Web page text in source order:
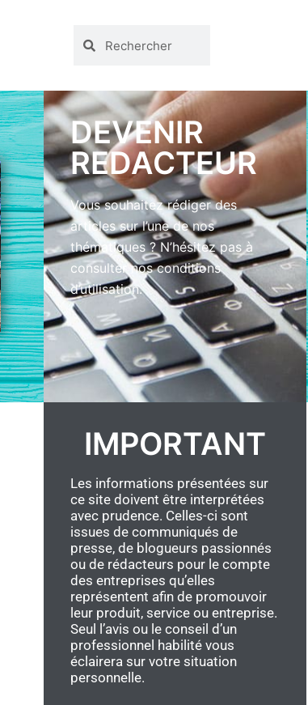
DEVENIR
REDACTEUR
Vous souhaitez rédiger des
articles sur l’une de nos
thématiques ? N’hésitez pas à
consulter nos conditions
d’utilisation.
IMPORTANT
Les informations présentées sur
ce site doivent être interprétées
avec prudence. Celles-ci sont
issues de communiqués de
presse, de blogueurs passionnés
ou de rédacteurs pour le compte
des entreprises qu’elles
représentent afin de promouvoir
leur produit, service ou entreprise.
Seul l’avis ou le conseil d’un
professionnel habilité vous
éclairera sur votre situation
personnelle.